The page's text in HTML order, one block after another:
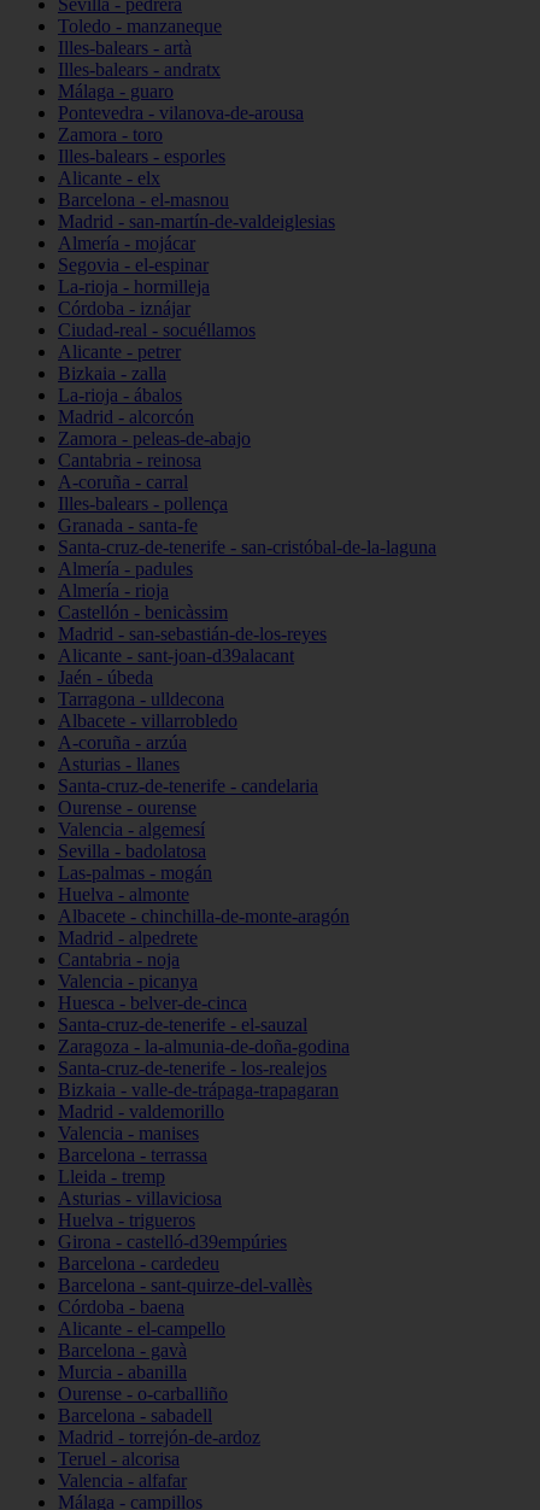
Sevilla - pedrera
Toledo - manzaneque
Illes-balears - artà
Illes-balears - andratx
Málaga - guaro
Pontevedra - vilanova-de-arousa
Zamora - toro
Illes-balears - esporles
Alicante - elx
Barcelona - el-masnou
Madrid - san-martín-de-valdeiglesias
Almería - mojácar
Segovia - el-espinar
La-rioja - hormilleja
Córdoba - iznájar
Ciudad-real - socuéllamos
Alicante - petrer
Bizkaia - zalla
La-rioja - ábalos
Madrid - alcorcón
Zamora - peleas-de-abajo
Cantabria - reinosa
A-coruña - carral
Illes-balears - pollença
Granada - santa-fe
Santa-cruz-de-tenerife - san-cristóbal-de-la-laguna
Almería - padules
Almería - rioja
Castellón - benicàssim
Madrid - san-sebastián-de-los-reyes
Alicante - sant-joan-d39alacant
Jaén - úbeda
Tarragona - ulldecona
Albacete - villarrobledo
A-coruña - arzúa
Asturias - llanes
Santa-cruz-de-tenerife - candelaria
Ourense - ourense
Valencia - algemesí
Sevilla - badolatosa
Las-palmas - mogán
Huelva - almonte
Albacete - chinchilla-de-monte-aragón
Madrid - alpedrete
Cantabria - noja
Valencia - picanya
Huesca - belver-de-cinca
Santa-cruz-de-tenerife - el-sauzal
Zaragoza - la-almunia-de-doña-godina
Santa-cruz-de-tenerife - los-realejos
Bizkaia - valle-de-trápaga-trapagaran
Madrid - valdemorillo
Valencia - manises
Barcelona - terrassa
Lleida - tremp
Asturias - villaviciosa
Huelva - trigueros
Girona - castelló-d39empúries
Barcelona - cardedeu
Barcelona - sant-quirze-del-vallès
Córdoba - baena
Alicante - el-campello
Barcelona - gavà
Murcia - abanilla
Ourense - o-carballiño
Barcelona - sabadell
Madrid - torrejón-de-ardoz
Teruel - alcorisa
Valencia - alfafar
Málaga - campillos